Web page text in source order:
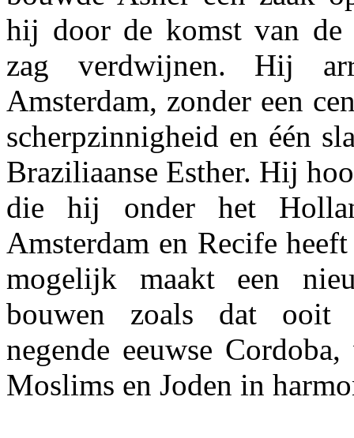
hij door de komst van de
zag verdwijnen. Hij
Amsterdam, zonder een
scherpzinnigheid en één
Braziliaanse Esther. Hij
die hij onder het
Amsterdam en Recife
mogelijk maakt een
bouwen zoals dat ooit
negende eeuwse
Moslims en Joden in